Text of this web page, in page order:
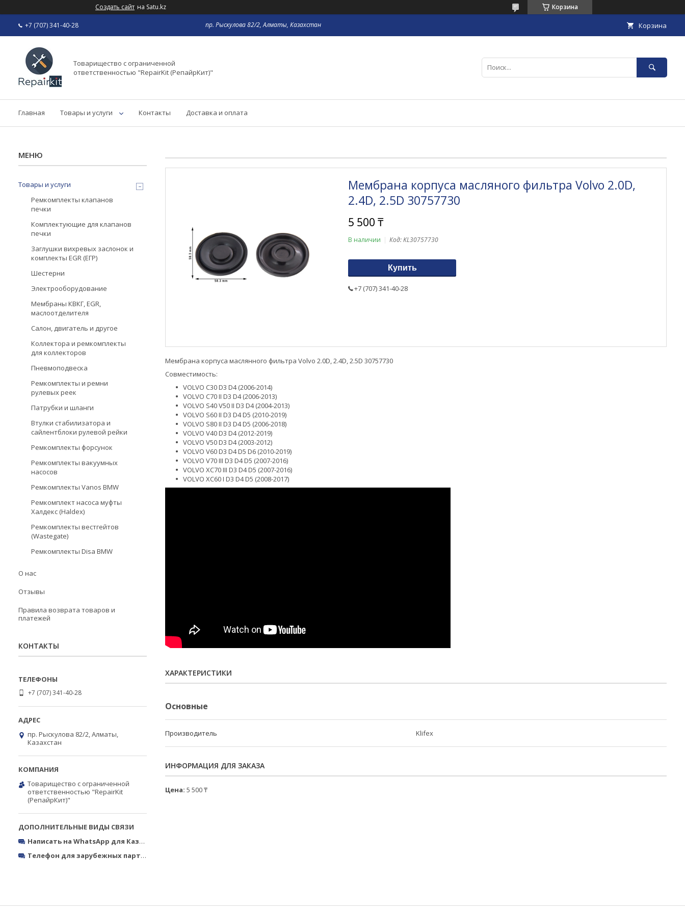
Создать сайт на Satu.kz Корзина
+7 (707) 341-40-28 пр. Рыскулова 82/2, Алматы, Казахстан Корзина
Товарищество с ограниченной
ответственностью "RepairKit (РепайрКит)"
Главная Товары и услуги Контакты Доставка и оплата
Мембрана корпуса масляного фильтра Volvo 2.0D,
2.4D, 2.5D 30757730
5 500 ₸
В наличии Код:KL30757730
Купить
+7 (707) 341-40-28
Мембрана корпуса маслянного фильтра Volvo 2.0D, 2.4D, 2.5D 30757730
Совместимость:
VOLVO C30 D3 D4 (2006-2014)
VOLVO C70 II D3 D4 (2006-2013)
VOLVO S40 V50 II D3 D4 (2004-2013)
VOLVO S60 II D3 D4 D5 (2010-2019)
VOLVO S80 II D3 D4 D5 (2006-2018)
VOLVO V40 D3 D4 (2012-2019)
VOLVO V50 D3 D4 (2003-2012)
VOLVO V60 D3 D4 D5 D6 (2010-2019)
VOLVO V70 III D3 D4 D5 (2007-2016)
VOLVO XC70 III D3 D4 D5 (2007-2016)
VOLVO XC60 I D3 D4 D5 (2008-2017)
ХАРАКТЕРИСТИКИ
Основные
Производитель Klifex
ИНФОРМАЦИЯ ДЛЯ ЗАКАЗА
Цена: 5 500 ₸
Товары и услуги
Ремкомплекты клапанов
печки
Комплектующие для клапанов
печки
Заглушки вихревых заслонок и
комплекты EGR (ЕГР)
Шестерни
Электрооборудование
Мембраны КВКГ, EGR,
маслоотделителя
Салон, двигатель и другое
Коллектора и ремкомплекты
для коллекторов
Пневмоподвеска
Ремкомплекты и ремни
рулевых реек
Патрубки и шланги
Втулки стабилизатора и
сайлентблоки рулевой рейки
Ремкомплекты форсунок
Ремкомплекты вакуумных
насосов
Ремкомплекты Vanos BMW
Ремкомплект насоса муфты
Халдекс (Haldex)
Ремкомплекты вестгейтов
(Wastegate)
Ремкомплекты Disa BMW
О нас
Отзывы
Правила возврата товаров и
платежей
КОНТАКТЫ
+7 (707) 341-40-28
пр. Рыскулова 82/2, Алматы,
Казахстан
Товарищество с ограниченной
ответственностью "RepairKit
(РепайрКит)"
Написать на WhatsApp для Казахстана
Телефон для зарубежных партнёров